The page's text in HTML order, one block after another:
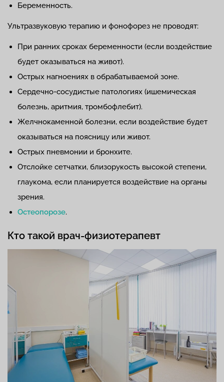
Беременность.
Ультразвуковую терапию и фонофорез не проводят:
При ранних сроках беременности (если воздействие
будет оказываться на живот).
Острых нагноениях в обрабатываемой зоне.
Сердечно-сосудистые патологиях (ишемическая
болезнь, аритмия, тромбофлебит).
Желчнокаменной болезни, если воздействие будет
оказываться на поясницу или живот.
Острых пневмонии и бронхите.
Отслойке сетчатки, близорукость высокой степени,
глаукома, если планируется воздействие на органы
зрения.
Остеопорозе.
Кто такой врач-физиотерапевт